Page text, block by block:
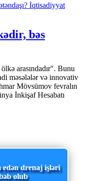
İqtisadiyyat
bəs
arasındadır". Bunu
məsələlər və innovativ
Mövsümov fevralın
İnkişaf Hesabatı
edən drenaj işləri
olub